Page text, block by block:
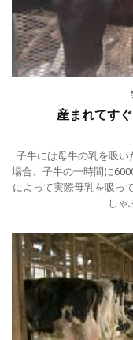
産まれてす
子牛には母牛の乳を吸
場合、子牛の一時間に
によって実際母乳を吸っ
しゃ